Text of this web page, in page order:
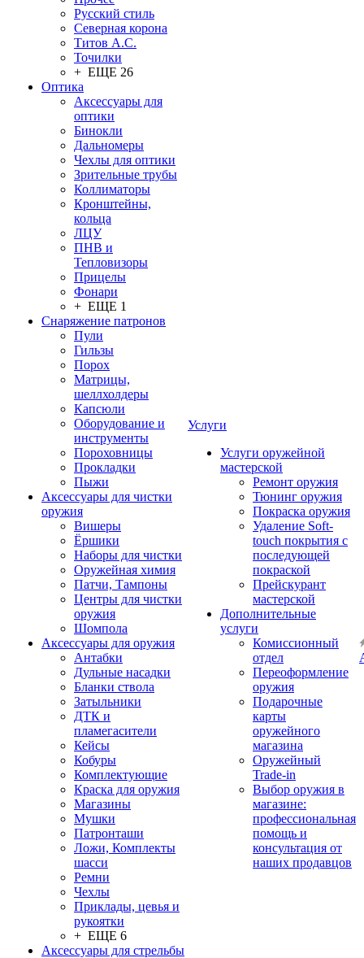
Русский стиль
Северная корона
Титов А.С.
Точилки
+ ЕЩЕ 26
Оптика
Аксессуары для
оптики
Бинокли
Дальномеры
Чехлы для оптики
Зрительные трубы
Коллиматоры
Кронштейны,
кольца
ЛЦУ
ПНВ и
Тепловизоры
Прицелы
Фонари
+ ЕЩЕ 1
Снаряжение патронов
Пули
Гильзы
Порох
Матрицы,
шеллхолдеры
Капсюли
Оборудование и
инструменты
Пороховницы
Прокладки
Пыжи
Аксессуары для чистки
оружия
Вишеры
Ёршики
Наборы для чистки
Оружейная химия
Патчи, Тампоны
Центры для чистки
оружия
Шомпола
Аксессуары для оружия
Антабки
Дульные насадки
Бланки ствола
Затыльники
ДТК и
пламегасители
Кейсы
Кобуры
Комплектующие
Краска для оружия
Магазины
Мушки
Патронташи
Ложи, Комплекты
шасси
Ремни
Чехлы
Приклады, цевья и
рукоятки
+ ЕЩЕ 6
Аксессуары для стрельбы
Услуги
Услуги оружейной
мастерской
Ремонт оружия
Тюнинг оружия
Покраска оружия
Удаление Soft-
touch покрытия с
последующей
покраской
Прейскурант
мастерской
Дополнительные
услуги
Комиссионный
отдел
Переоформление
оружия
Подарочные
карты
оружейного
магазина
Оружейный
Trade-in
Выбор оружия в
магазине:
профессиональная
помощь и
консультация от
наших продавцов